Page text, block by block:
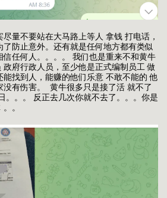
量不要站在大马路上等人 拿钱 打电话，
防止意外。还有就是任何地方都有类似
任何人。。。。 我们也是重来不和黄牛
府行政人员，至少他是正式编制员工 做
找到人，能赚的他们乐意 不敢不能的 他
没有伤害。 黄牛很多只是接了活 就不了
。。。 反正去几次你就不去了。。。你是
。